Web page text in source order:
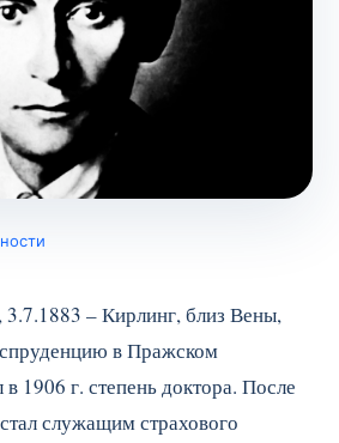
3.7.1883 – Кирлинг, близ Вены,
в Пражском
1906 г. степень доктора. После
служащим страхового